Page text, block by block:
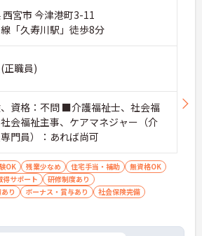
西宮市 今津港町3-11
「久寿川駅」徒歩8分
正職員)
資格：不問 ■介護福祉士、社会福
会福祉主事、ケアマネジャー（介
門員）：あれば尚可
OK 残業少なめ 住宅手当・補助
無資格OK
得サポート
研修制度あり
り
ボーナス・賞与あり
社会保険完備